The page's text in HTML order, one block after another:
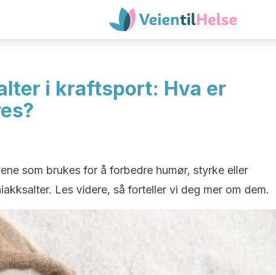
i kraftsport: Hva er
som brukes for å forbedre humør, styrke eller
Les videre, så forteller vi deg mer om dem.